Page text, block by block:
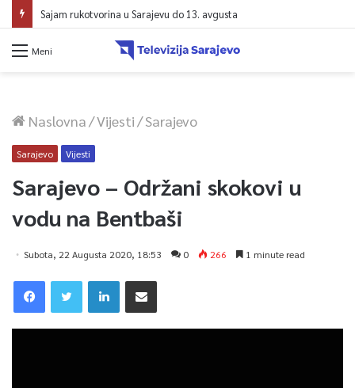
Sajam rukotvorina u Sarajevu do 13. avgusta
Meni
Naslovna/Vijesti/Sarajevo
Sarajevo Vijesti
Sarajevo – Održani skokovi u
vodu na Bentbaši
Subota, 22 Augusta 2020, 18:53 0 266 1 minute read